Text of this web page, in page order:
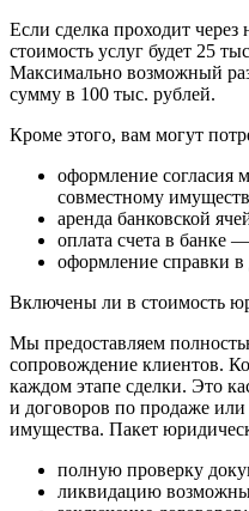
Если сделка проходит
стоимость услуг будет 25
Максимально возможный
сумму в 100 тыс. рублей.
Кроме этого, вам могут
оформление согласия
совместному
аренда банковской
оплата счета в банке
оформление справки
Включены ли в стоимость
Мы предоставляем
сопровождение клиентов.
каждом этапе сделки. Это
и договоров по продаже
имущества. Пакет
полную проверку
ликвидацию